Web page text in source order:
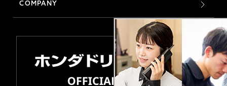
COMPANY